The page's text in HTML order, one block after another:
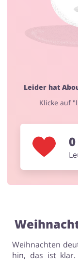
Mode &
Leider hat
Klicke auf
0
Weihnachten
hin, das ist klar.